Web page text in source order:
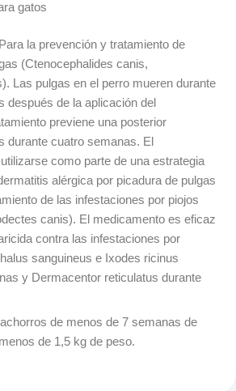
gatos
la prevención y tratamiento de
(Ctenocephalides canis,
Las pulgas en el perro mueren durante
después de la aplicación del
previene una posterior
durante cuatro semanas. El
como parte de una estrategia
alérgica por picadura de pulgas
de las infestaciones por piojos
canis). El medicamento es eficaz
contra las infestaciones por
sanguineus e Ixodes ricinus
y Dermacentor reticulatus durante
de menos de 7 semanas de
de 1,5 kg de peso.